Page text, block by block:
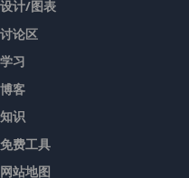
设计/图表
讨论区
学习
博客
知识
免费工具
网站地图